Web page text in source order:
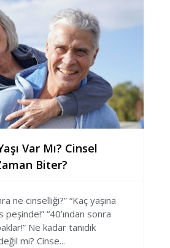
Var Mı? Cinsel
Biter?
ne cinselliği?” “Kaç yaşına
“40’ından sonra
Ne kadar tanıdık
mi? Cinse...